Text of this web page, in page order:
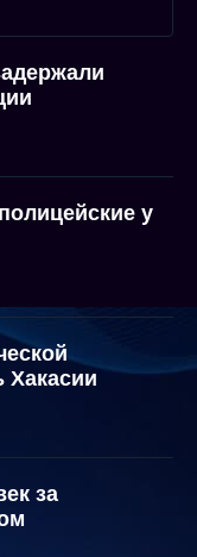
у
Хакасии
за